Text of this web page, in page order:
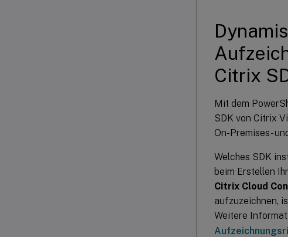
Citrix
Mit dem
SDK von Citrix
On-Premises-
Welches SDK
beim Erstellen
Citrix Cloud
aufzuzeichnen,
Weitere